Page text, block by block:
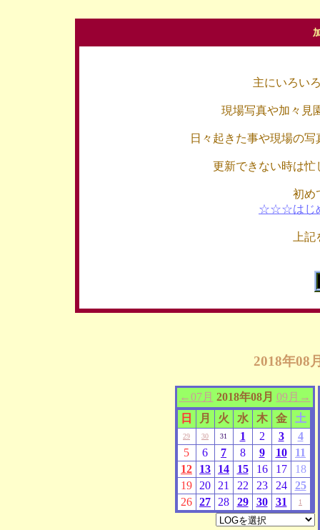
主にいろい
現場写真や加々見
日々起きた事や現場の
更新できない時は忙
初め
☆☆☆はじ
上
2018年08
←07月 2018年08月 09月→
日
月 火 水 木 金 土
29 30 31 1 2 3
4
5
6 7 8 9 10
11
12
13 14 15 16 17
18
19 20 21 22 23 24
25
26 27 28 29 30 31 1